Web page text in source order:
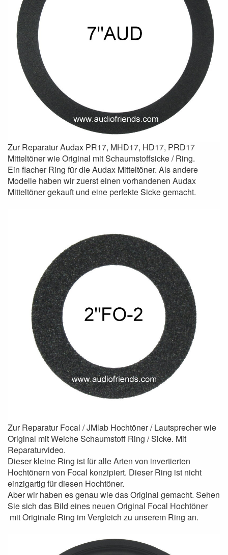
Zur Reparatur Audax PR17, MHD17, HD17, PRD17
Mitteltöner wie Original mit Schaumstoffsicke / Ring.
Ein flacher Ring für die Audax Mitteltöner. Als andere
Modelle haben wir zuerst einen vorhandenen Audax
Mitteltöner gekauft und eine perfekte Sicke gemacht.
Zur Reparatur Focal / JMlab Hochtöner / Lautsprecher wie
Original mit Weiche Schaumstoff Ring / Sicke. Mit
Reparaturvideo.
Dieser kleine Ring ist für alle Arten von invertierten
Hochtönern von Focal konzipiert. Dieser Ring ist nicht
einzigartig für diesen Hochtöner.
Aber wir haben es genau wie das Original gemacht. Sehen
Sie sich das Bild eines neuen Original Focal Hochtöner
mit Originale Ring im Vergleich zu unserem Ring an.